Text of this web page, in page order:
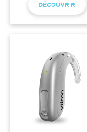
DÉCOUVRIR